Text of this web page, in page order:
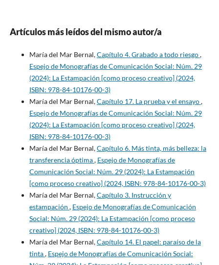
Artículos más leídos del mismo autor/a
María del Mar Bernal,Capítulo 4. Grabado a todo riesgo,
Espejo de Monografías de Comunicación Social: Núm. 29
(2024): La Estampación [como proceso creativo] (2024,
ISBN: 978-84-10176-00-3)
María del Mar Bernal,Capítulo 17. La prueba y el ensayo,
Espejo de Monografías de Comunicación Social: Núm. 29
(2024): La Estampación [como proceso creativo] (2024,
ISBN: 978-84-10176-00-3)
María del Mar Bernal,Capítulo 6. Más tinta, más belleza: la
transferencia óptima, Espejo de Monografías de
Comunicación Social: Núm. 29 (2024): La Estampación
[como proceso creativo] (2024, ISBN: 978-84-10176-00-3)
María del Mar Bernal,Capítulo 3. Instrucción y
estampación , Espejo de Monografías de Comunicación
Social: Núm. 29 (2024): La Estampación [como proceso
creativo] (2024, ISBN: 978-84-10176-00-3)
María del Mar Bernal,Capítulo 14. El papel: paraíso de la
tinta, Espejo de Monografías de Comunicación Social: